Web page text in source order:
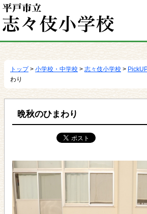
動
トップ> 小学校・中学校 > 志々伎小学校 >
わり
晩秋のひまわり